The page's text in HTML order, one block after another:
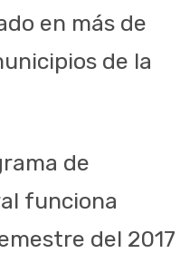
en más de
de la
de
funciona
del 2017